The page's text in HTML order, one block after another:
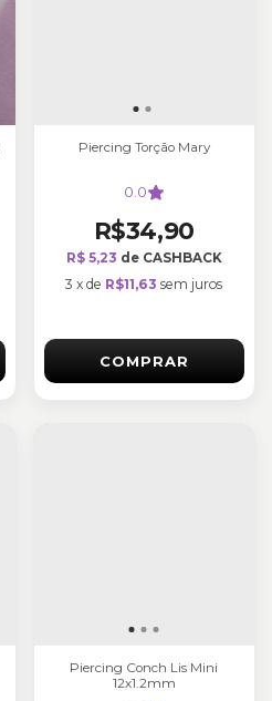
Piercing Torção Mary
0.0
R$34,90
R$ 5,23 de CASHBACK
3 xde R$11,63 sem juros
COMPRAR
Piercing Conch Lis Mini
12x1.2mm